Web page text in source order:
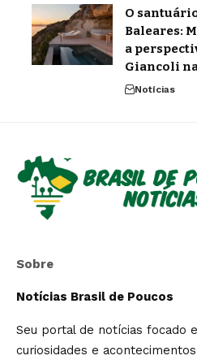
O
Baleares:
a
Giancoli
Notícias
Sobre
Notícias Brasil de Poucos
Seu portal de notícias focado
curiosidades e